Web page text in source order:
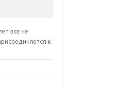
все не
к